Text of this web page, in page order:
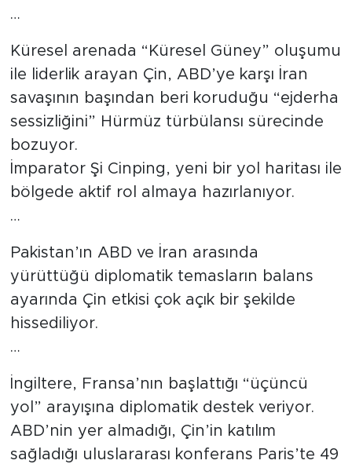
…
Küresel arenada “Küresel Güney” oluşumu
ile liderlik arayan Çin, ABD’ye karşı İran
savaşının başından beri koruduğu “ejderha
sessizliğini” Hürmüz türbülansı sürecinde
bozuyor.
İmparator Şi Cinping, yeni bir yol haritası ile
bölgede aktif rol almaya hazırlanıyor.
…
Pakistan’ın ABD ve İran arasında
yürüttüğü diplomatik temasların balans
ayarında Çin etkisi çok açık bir şekilde
hissediliyor.
…
İngiltere, Fransa’nın başlattığı “üçüncü
yol” arayışına diplomatik destek veriyor.
ABD’nin yer almadığı, Çin’in katılım
sağladığı uluslararası konferans Paris’te 49